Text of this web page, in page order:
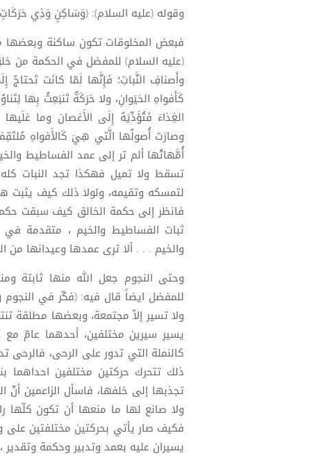
وقوله (عليه السلام): (وَسَاكِنٍ وَذِي
فبعض المخلوقات تكون ساكنة وبعضها
(عليه السلام) للمفضل في الحكمة من
وأَصنافِ النَّباتِ؛ فَإِنَّها لَمّا كانَت تَحتاجُ
كَأَفواهِ الحَيَوانِ، ولا حَرَكَةٌ تَنبَعِثُ بِها
الغِذاءَ فَتُؤَدِّيَهُ إِلَى الأَغصان وما
وصارَت أُصولُها الَّتي هِيَ كَالأَفواهِ
أُمَّهاتُها ألم تر إلى عمد الفساطيط
تسقط ولا تميل فهكذا تجد النبات
لتمسكه وتقيمه، ولولا ذلك كيف يثبت
فانظر إلى حكمة الخالق كيف سبقت
ثبات الفساطيط والخيم ، متقدمة
والخيم . . . ألا ترى عمدها وعيدانها من
وحتى النجوم جعل الله منها ثابتة
للمفضل ايضاً قال فيه: (فكّر في
ولا تسير إلاّ مجتمعة، وبعضها مطلقة
يسير سيرين مختلفين، أحدهما عامّ
كالنملة التي تدور على الرحى، فالرحى
ذلك تتحرك حركتين مختلفين احداهما
تجذبها إلى خلفها، فاسأل الزاعمين
ولا صانع لها ما منعها أن تكون كلّها
فكيف صار يأتي بحركتين مختلفتين على
يسيران عليه بعمد وتدبير وحكمة